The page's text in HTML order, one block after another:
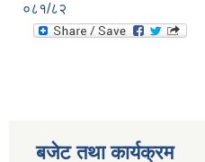
०८१/८२
बजेट तथा कार्यक्रम